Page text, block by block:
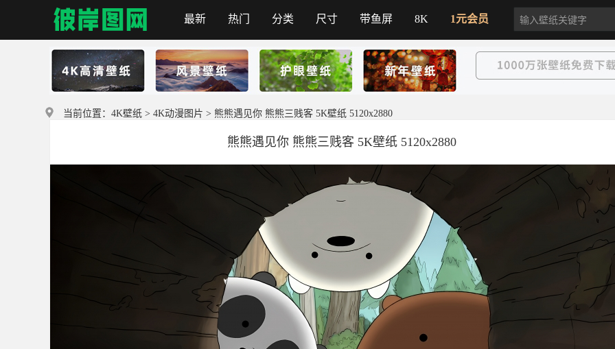
首页
最新 热门 分类 尺寸 带鱼屏 8K 1元会员
当前位置： 4K壁纸 > 4K动漫图片 > 熊熊遇见你 熊熊三贱客 5K壁纸 5120x2880
熊熊遇见你 熊熊三贱客 5K壁纸 5120x2880